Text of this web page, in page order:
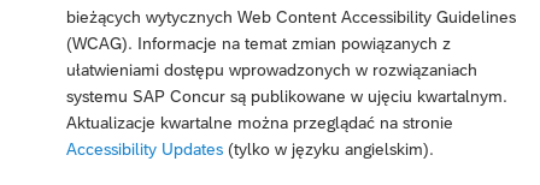
bieżących wytycznych Web Content Accessibility Guidelines
(WCAG). Informacje na temat zmian powiązanych z
ułatwieniami dostępu wprowadzonych w rozwiązaniach
systemu SAP Concur są publikowane w ujęciu kwartalnym.
Aktualizacje kwartalne można przeglądać na stronie
Accessibility Updates (tylko w języku angielskim).